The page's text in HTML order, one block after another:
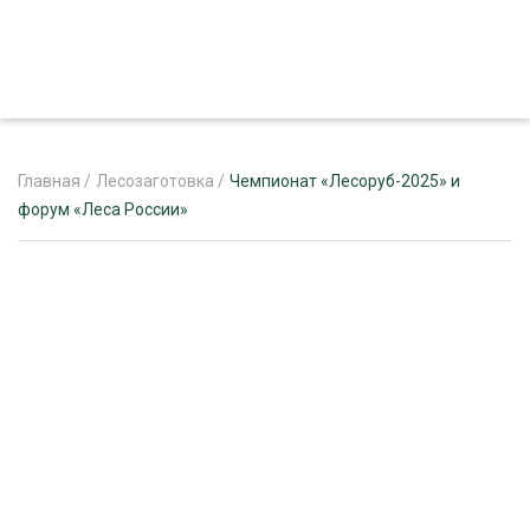
Главная / Лесозаготовка / Чемпионат «Лесоруб-2025» и
форум «Леса России»